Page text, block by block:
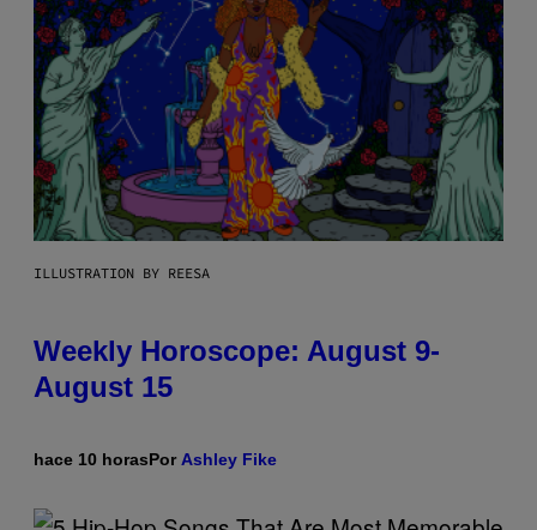
ILLUSTRATION BY REESA
Weekly Horoscope: August 9-
August 15
hace 10 horasPor Ashley Fike